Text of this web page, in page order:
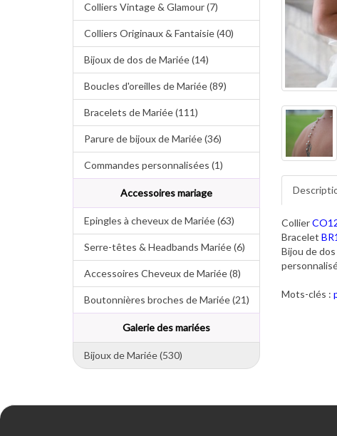
Colliers Vintage & Glamour (7)
Colliers Originaux & Fantaisie (40)
Bijoux de dos de Mariée (14)
Boucles d'oreilles de Mariée (89)
Bracelets de Mariée (111)
Parure de bijoux de Mariée (36)
Commandes personnalisées (1)
Accessoires mariage
Epingles à cheveux de Mariée (63)
Serre-têtes & Headbands Mariée (6)
Accessoires Cheveux de Mariée (8)
Boutonnières broches de Mariée (21)
Galerie des mariées
Bijoux de Mariée (530)
Collier
Bracelet
Bijou de dos
Mots-clés :